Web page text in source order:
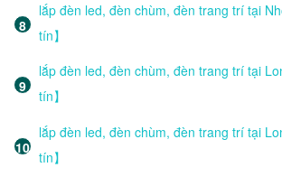
lắp đèn led, đèn chùm, đèn trang trí tại
tín】
lắp đèn led, đèn chùm, đèn trang trí tại
tín】
lắp đèn led, đèn chùm, đèn trang trí tại
tín】